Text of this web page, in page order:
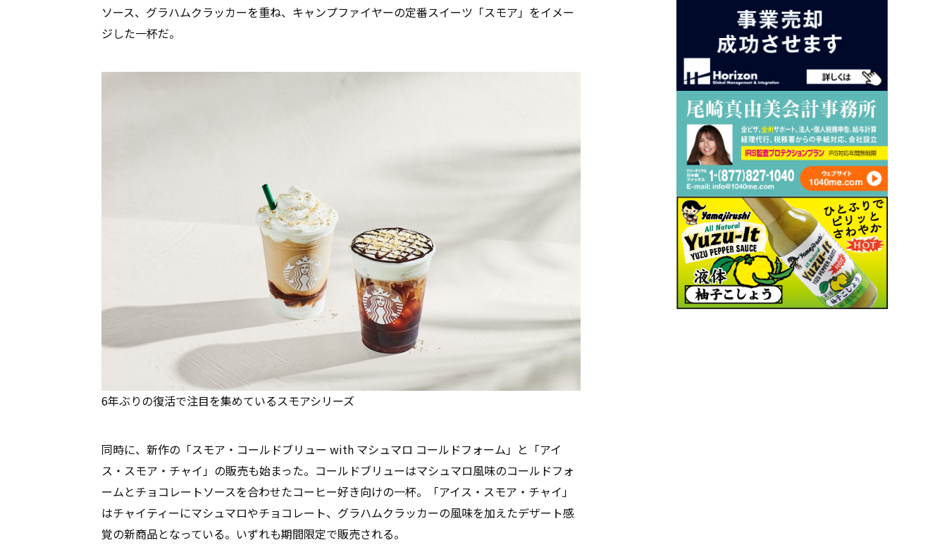
ソース、グラハムクラッカーを重ね、キャンプファイヤーの定番スイーツ「スモア」をイメー
ジした一杯だ。
6年ぶりの復活で注目を集めているスモアシリーズ
同時に、新作の「スモア・コールドブリュー with マシュマロ コールドフォーム」と「アイ
ス・スモア・チャイ」の販売も始まった。コールドブリューはマシュマロ風味のコールドフォ
ームとチョコレートソースを合わせたコーヒー好き向けの一杯。「アイス・スモア・チャイ」
はチャイティーにマシュマロやチョコレート、グラハムクラッカーの風味を加えたデザート感
覚の新商品となっている。いずれも期間限定で販売される。